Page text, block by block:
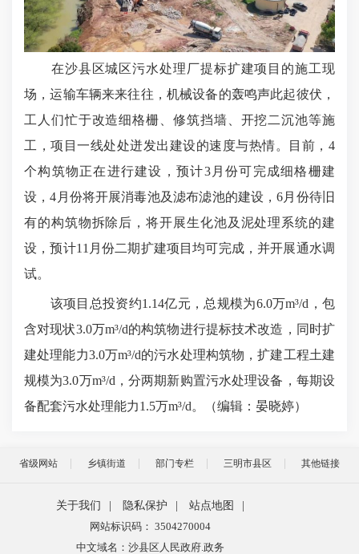
在沙县区城区污水处理厂提标扩建项目的施工现
场，运输车辆来来往往，机械设备的轰鸣声此起彼伏，
工人们忙于改造细格栅、修筑挡墙、开挖二沉池等施
工，项目一线处处迸发出建设的速度与热情。目前，4
个构筑物正在进行建设，预计3月份可完成细格栅建
设，4月份将开展消毒池及滤布滤池的建设，6月份待旧
有的构筑物拆除后，将开展生化池及泥处理系统的建
设，预计11月份二期扩建项目均可完成，并开展通水调
试。
该项目总投资约1.14亿元，总规模为6.0万m³/d，包
含对现状3.0万m³/d的构筑物进行提标技术改造，同时扩
建处理能力3.0万m³/d的污水处理构筑物，扩建工程土建
规模为3.0万m³/d，分两期新购置污水处理设备，每期设
备配套污水处理能力1.5万m³/d。（编辑：晏晓婷）
省级网站 乡镇街道 部门专栏 三明市县区 其他链接
关于我们 隐私保护 站点地图
网站标识码： 3504270004
中文域名：沙县区人民政府.政务